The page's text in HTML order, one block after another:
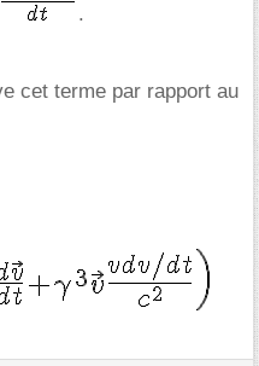
.
cet terme par rapport au